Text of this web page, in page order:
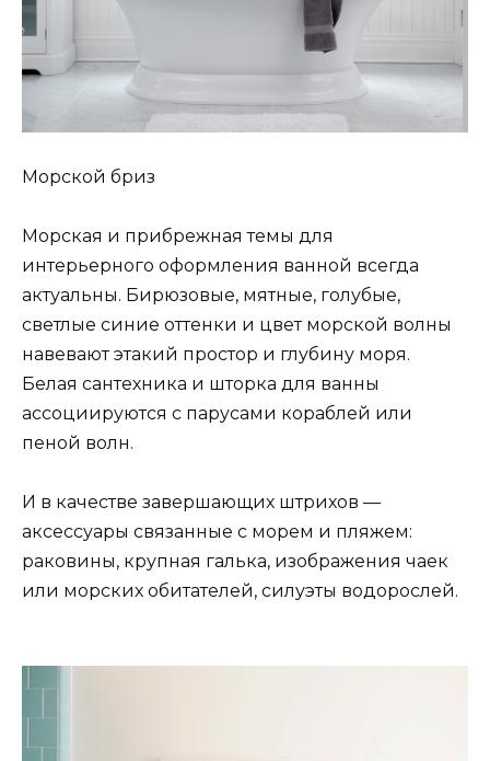
Морской бриз
Морская и прибрежная темы для
интерьерного оформления ванной всегда
актуальны. Бирюзовые, мятные, голубые,
светлые синие оттенки и цвет морской волны
навевают этакий простор и глубину моря.
Белая сантехника и шторка для ванны
ассоциируются с парусами кораблей или
пеной волн.
И в качестве завершающих штрихов —
аксессуары связанные с морем и пляжем:
раковины, крупная галька, изображения чаек
или морских обитателей, силуэты водорослей.